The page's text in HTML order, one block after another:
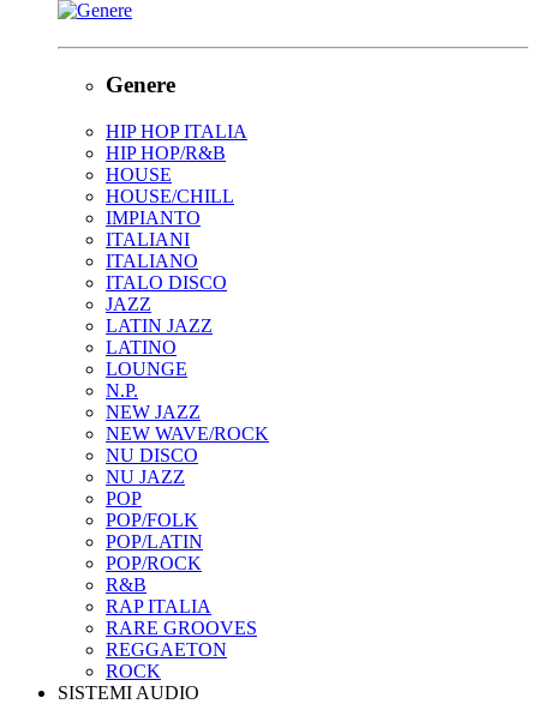
Genere
HIP HOP ITALIA
HIP HOP/R&B
HOUSE
HOUSE/CHILL
IMPIANTO
ITALIANI
ITALIANO
ITALO DISCO
JAZZ
LATIN JAZZ
LATINO
LOUNGE
N.P.
NEW JAZZ
NEW WAVE/ROCK
NU DISCO
NU JAZZ
POP
POP/FOLK
POP/LATIN
POP/ROCK
R&B
RAP ITALIA
RARE GROOVES
REGGAETON
ROCK
SISTEMI AUDIO